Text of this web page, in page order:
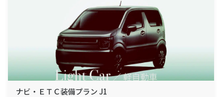
ナビ・ＥＴＣ装備プラン J1